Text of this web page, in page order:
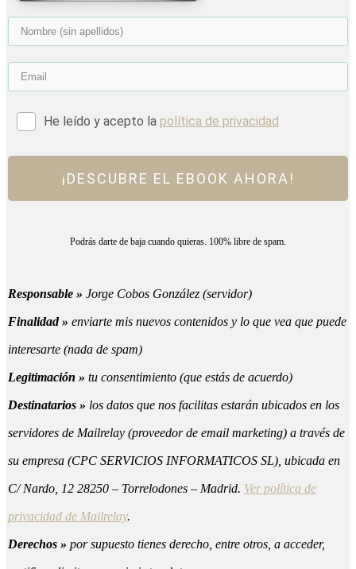
He leído y acepto la política de privacidad
¡DESCUBRE EL EBOOK AHORA!
Podrás darte de baja cuando quieras. 100% libre de spam.
Responsable » Jorge Cobos González (servidor)
Finalidad » enviarte mis nuevos contenidos y lo que vea que puede
interesarte (nada de spam)
Legitimación » tu consentimiento (que estás de acuerdo)
Destinatarios » los datos que nos facilitas estarán ubicados en los
servidores de Mailrelay (proveedor de email marketing) a través de
su empresa (CPC SERVICIOS INFORMATICOS SL), ubicada en
C/ Nardo, 12 28250 – Torrelodones – Madrid. Ver política de
privacidad de Mailrelay.
Derechos » por supuesto tienes derecho, entre otros, a acceder,